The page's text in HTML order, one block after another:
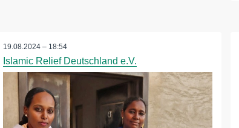
19.08.2024 – 18:54
Islamic Relief Deutschland e.V.